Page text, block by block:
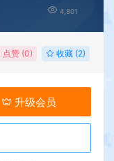
4,801
点赞 (0) 收藏 (2)
升级会员